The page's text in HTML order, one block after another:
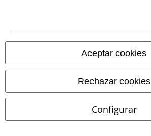
Aceptar cookies
Rechazar cookies
Configurar
Métodos de pago